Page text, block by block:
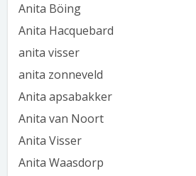
Anita Böing
Anita Hacquebard
anita visser
anita zonneveld
Anita apsabakker
Anita van Noort
Anita Visser
Anita Waasdorp